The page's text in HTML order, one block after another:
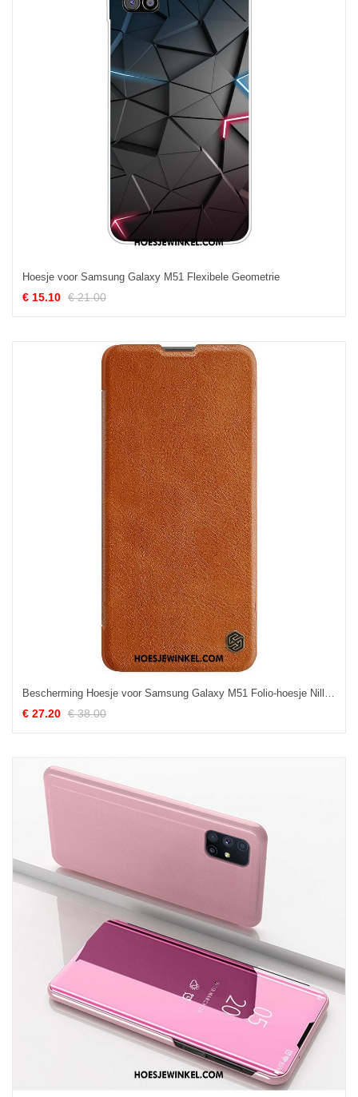
Hoesje voor Samsung Galaxy M51 Flexibele Geometrie
€ 15.10 € 21.00
Bescherming Hoesje voor Samsung Galaxy M51 Folio-hoesje Nillkin Qin-serie
€ 27.20 € 38.00